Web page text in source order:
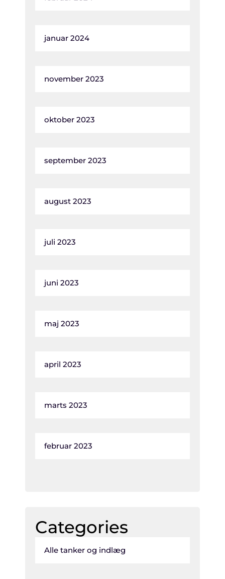
januar 2024
november 2023
oktober 2023
september 2023
august 2023
juli 2023
juni 2023
maj 2023
april 2023
marts 2023
februar 2023
Categories
Alle tanker og indlæg